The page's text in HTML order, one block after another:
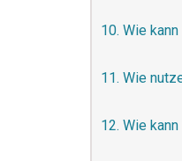
10. Wie
11. Wie
12. Wie